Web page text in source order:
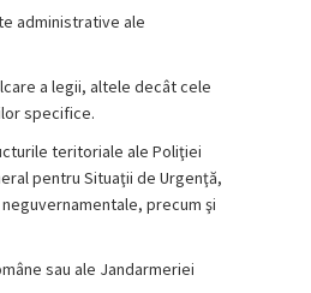
administrative ale
a legii, altele decât cele
specifice.
teritoriale ale Poliţiei
pentru Situaţii de Urgenţă,
precum şi
sau ale Jandarmeriei